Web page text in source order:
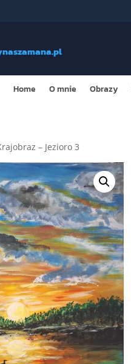
Home O mnie Obrazy
– Jezioro 3